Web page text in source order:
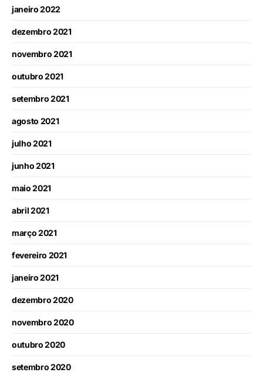
janeiro 2022
dezembro 2021
novembro 2021
outubro 2021
setembro 2021
agosto 2021
julho 2021
junho 2021
maio 2021
abril 2021
março 2021
fevereiro 2021
janeiro 2021
dezembro 2020
novembro 2020
outubro 2020
setembro 2020